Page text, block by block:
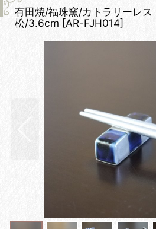
有田焼/福珠窯/カトラリーレ
松/3.6cm [AR-FJH014]